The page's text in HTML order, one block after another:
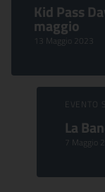
Kid Pass
maggio
13 Maggio 2023
EVENTO
La
7 Maggio